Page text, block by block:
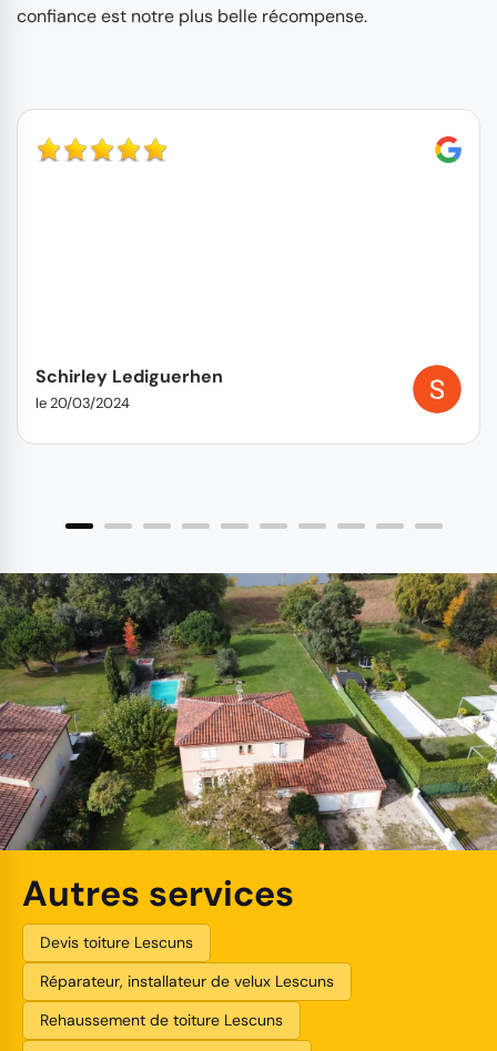
confiance est notre plus belle récompense.
Schirley Lediguerhen
le 20/03/2024
Autres services
Devis toiture Lescuns
Réparateur, installateur de velux Lescuns
Rehaussement de toiture Lescuns